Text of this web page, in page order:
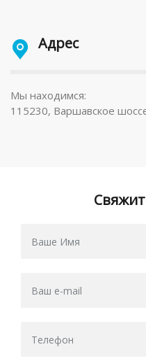
Адрес
Мы находимся:
115230, Варшавское